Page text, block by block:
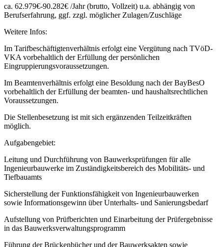
ca. 62.979€-90.282€ /Jahr (brutto, Vollzeit) u.a. abhängig von
Berufserfahrung, ggf. zzgl. möglicher Zulagen/Zuschläge
Weitere Infos:
Im Tarifbeschäftigtenverhältnis erfolgt eine Vergütung nach TVöD-
VKA vorbehaltlich der Erfüllung der persönlichen
Eingruppierungsvoraussetzungen.
Im Beamtenverhältnis erfolgt eine Besoldung nach der BayBesO
vorbehaltlich der Erfüllung der beamten- und haushaltsrechtlichen
Voraussetzungen.
Die Stellenbesetzung ist mit sich ergänzenden Teilzeitkräften
möglich.
Aufgabengebiet:
Leitung und Durchführung von Bauwerksprüfungen für alle
Ingenieurbauwerke im Zuständigkeitsbereich des Mobilitäts- und
Tiefbauamts
Sicherstellung der Funktionsfähigkeit von Ingenieurbauwerken
sowie Informationsgewinn über Unterhalts- und Sanierungsbedarf
Aufstellung von Prüfberichten und Einarbeitung der Prüfergebnisse
in das Bauwerksverwaltungsprogramm
Führung der Brückenbücher und der Bauwerksakten sowie